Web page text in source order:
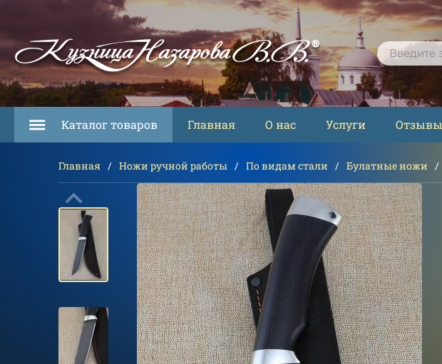
Каталог товаров Главная О нас Услуги Отзывы
Главная Ножи ручной работы По видам стали Булатные ножи